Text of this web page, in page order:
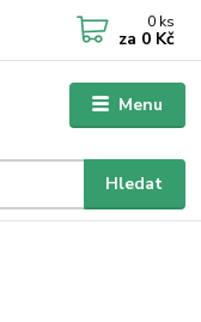
Menu
Hledat
0 ks
za 0 Kč